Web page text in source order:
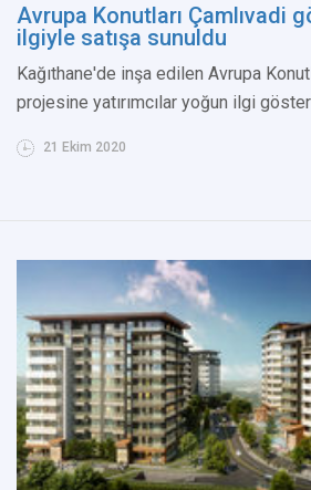
Avrupa Konutları Çamlıvadi
ilgiyle satışa sunuldu
Kağıthane'de inşa edilen Avrupa
projesine yatırımcılar yoğun ilgi
21 Ekim 2020